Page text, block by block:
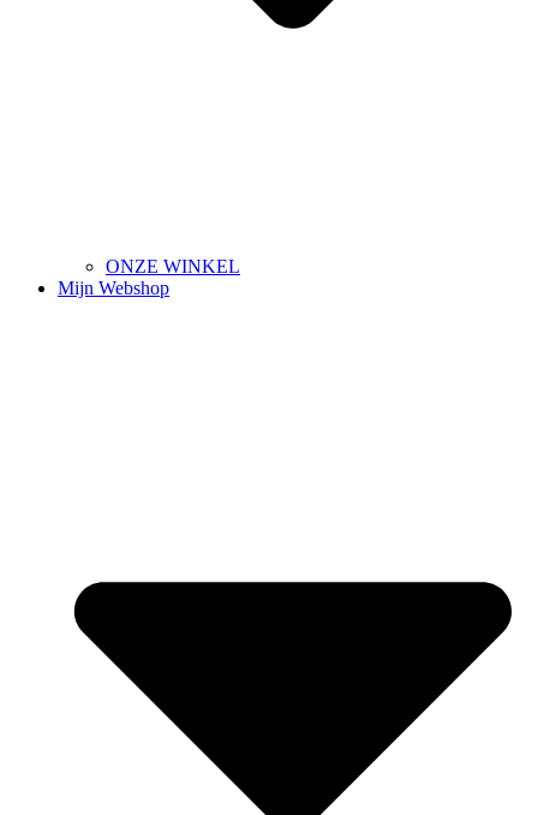
ONZE WINKEL
Mijn Webshop